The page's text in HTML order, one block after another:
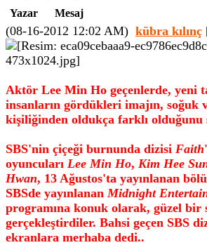
Yazar
Mesaj
(08-16-2012 12:02 AM) kübra kılınç
Aktör Lee Min Ho geçenlerde, yeni
insanların gördükleri imajın, soğuk
kişiliğinden oldukça farklı olduğunu
SBS'nin çiçeği burnunda dizisi Faith
oyuncuları Lee Min Ho, Kim Hee
Hwan, 13 Ağustos'ta yayınlanan
SBSde yayınlananMidnight
programına konuk olarak, güzel bir
gerçekleştirdiler. Bahsi geçen SBS
ekranlara merhaba dedi..